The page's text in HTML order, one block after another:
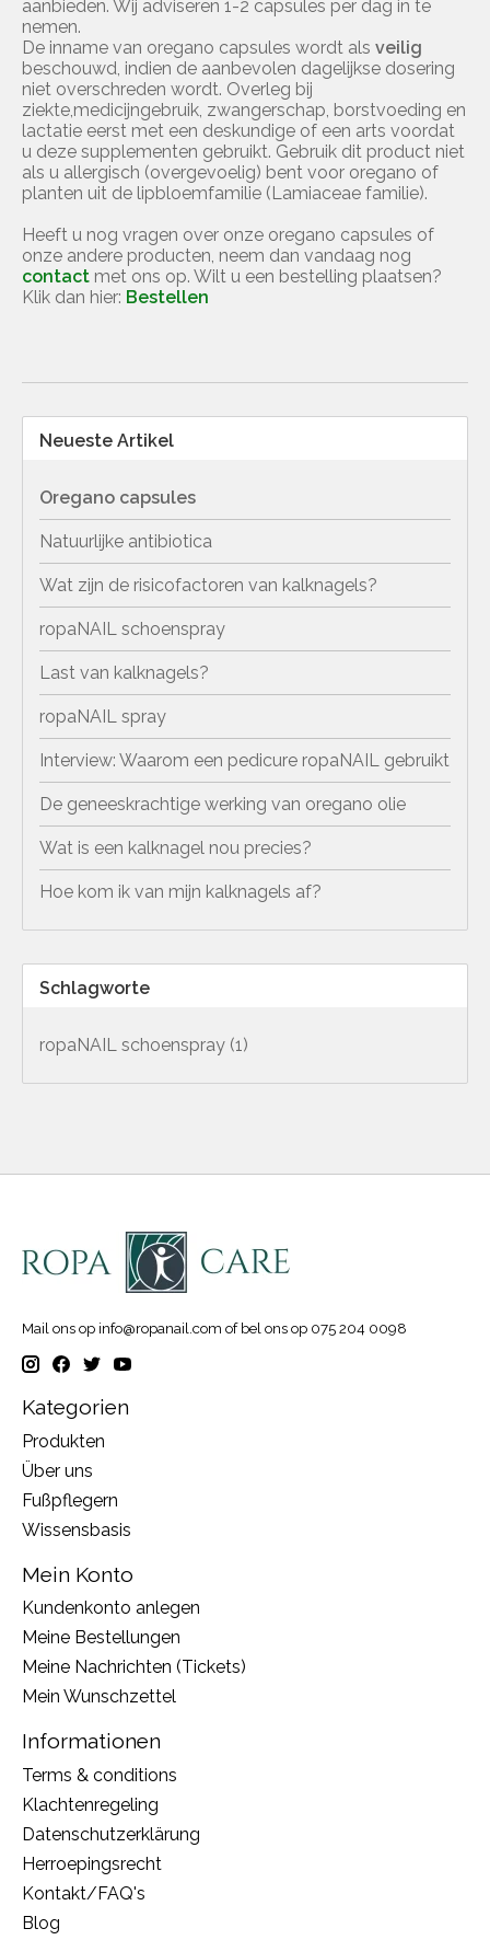
aanbieden. Wij adviseren 1-2 capsules per dag in te
nemen.
De inname van oregano capsules wordt als veilig
beschouwd, indien de aanbevolen dagelijkse dosering
niet overschreden wordt. Overleg bij
ziekte,medicijngebruik, zwangerschap, borstvoeding en
lactatie eerst met een deskundige of een arts voordat
u deze supplementen gebruikt. Gebruik dit product niet
als u allergisch (overgevoelig) bent voor oregano of
planten uit de lipbloemfamilie (Lamiaceae familie).
Heeft u nog vragen over onze oregano capsules of
onze andere producten, neem dan vandaag nog
contact met ons op. Wilt u een bestelling plaatsen?
Klik dan hier: Bestellen
Neueste Artikel
Oregano capsules
Natuurlijke antibiotica
Wat zijn de risicofactoren van kalknagels?
ropaNAIL schoenspray
Last van kalknagels?
ropaNAIL spray
Interview: Waarom een pedicure ropaNAIL gebruikt
De geneeskrachtige werking van oregano olie
Wat is een kalknagel nou precies?
Hoe kom ik van mijn kalknagels af?
Schlagworte
ropaNAIL schoenspray (1)
Mail ons op info@ropanail.com of bel ons op 075 204 0098
Kategorien
Produkten
Über uns
Fußpflegern
Wissensbasis
Mein Konto
Kundenkonto anlegen
Meine Bestellungen
Meine Nachrichten (Tickets)
Mein Wunschzettel
Informationen
Terms & conditions
Klachtenregeling
Datenschutzerklärung
Herroepingsrecht
Kontakt/FAQ's
Blog